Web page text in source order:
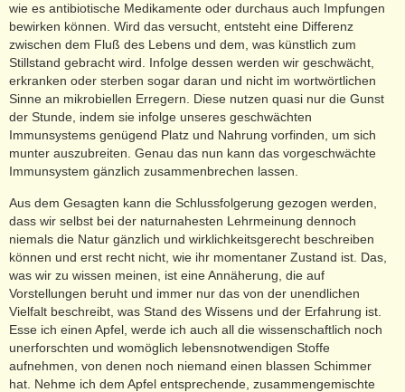
wie es antibiotische Medikamente oder durchaus auch Impfungen
bewirken können. Wird das versucht, entsteht eine Differenz
zwischen dem Fluß des Lebens und dem, was künstlich zum
Stillstand gebracht wird. Infolge dessen werden wir geschwächt,
erkranken oder sterben sogar daran und nicht im wortwörtlichen
Sinne an mikrobiellen Erregern. Diese nutzen quasi nur die Gunst
der Stunde, indem sie infolge unseres geschwächten
Immunsystems genügend Platz und Nahrung vorfinden, um sich
munter auszubreiten. Genau das nun kann das vorgeschwächte
Immunsystem gänzlich zusammenbrechen lassen.
Aus dem Gesagten kann die Schlussfolgerung gezogen werden,
dass wir selbst bei der naturnahesten Lehrmeinung dennoch
niemals die Natur gänzlich und wirklichkeitsgerecht beschreiben
können und erst recht nicht, wie ihr momentaner Zustand ist. Das,
was wir zu wissen meinen, ist eine Annäherung, die auf
Vorstellungen beruht und immer nur das von der unendlichen
Vielfalt beschreibt, was Stand des Wissens und der Erfahrung ist.
Esse ich einen Apfel, werde ich auch all die wissenschaftlich noch
unerforschten und womöglich lebensnotwendigen Stoffe
aufnehmen, von denen noch niemand einen blassen Schimmer
hat. Nehme ich dem Apfel entsprechende, zusammengemischte